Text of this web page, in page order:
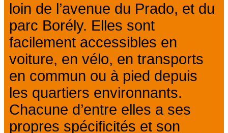
loin de l’avenue du Prado, et du
parc Borély. Elles sont
facilement accessibles en
voiture, en vélo, en transports
en commun ou à pied depuis
les quartiers environnants.
Chacune d’entre elles a ses
propres spécificités et son